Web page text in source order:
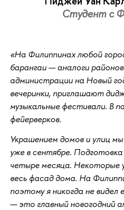
Студент с
«На Филиппинах любой
барангаи — аналоги
администрации на Новый
вечеринки, приглашают
музыкальные фестивали. В
фейерверков.
Украшением домов и улиц
уже в сентябре.
четыре месяца. Некоторые
весь фасад дома. На
поэтому я никогда не видел
— это главный новогодний